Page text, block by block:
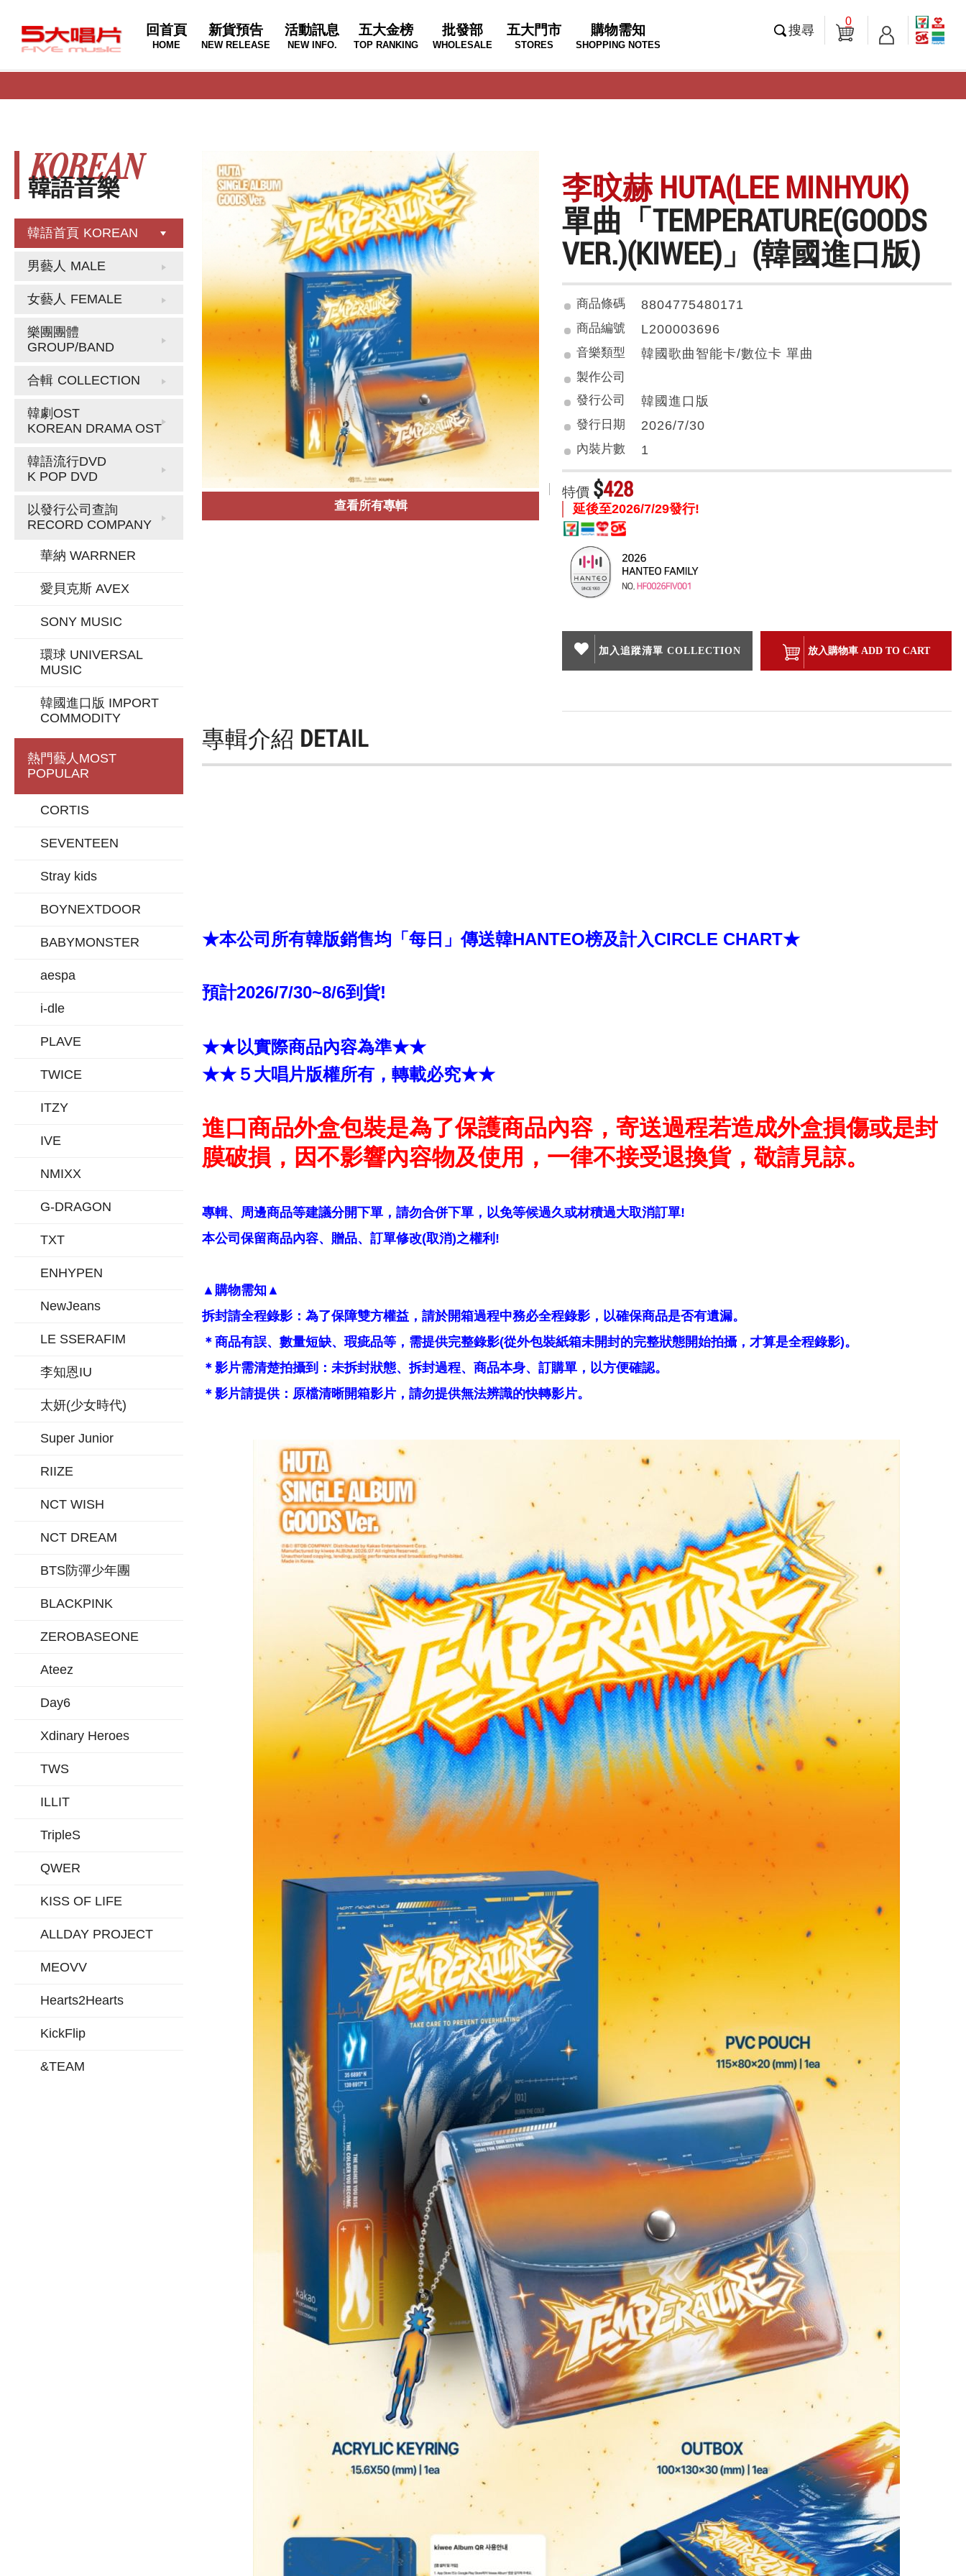
回首頁
HOME
新貨預告
NEW RELEASE
活動訊息
NEW INFO.
五大金榜
TOP RANKING
批發部
WHOLESALE
五大門市
STORES
購物需知
SHOPPING NOTES
搜尋
0
韓語音樂
KOREAN
韓語首頁 KOREAN
男藝人 MALE
女藝人 FEMALE
樂團團體
GROUP/BAND
合輯 COLLECTION
韓劇OST
KOREAN DRAMA OST
韓語流行DVD
K POP DVD
以發行公司查詢
RECORD COMPANY
華納 WARRNER
愛貝克斯 AVEX
SONY MUSIC
環球 UNIVERSAL
MUSIC
韓國進口版 IMPORT
COMMODITY
熱門藝人 MOST
POPULAR
CORTIS
SEVENTEEN
Stray kids
BOYNEXTDOOR
BABYMONSTER
aespa
i-dle
PLAVE
TWICE
ITZY
IVE
NMIXX
G-DRAGON
TXT
ENHYPEN
NewJeans
LE SSERAFIM
李知恩IU
太妍(少女時代)
Super Junior
RIIZE
NCT WISH
NCT DREAM
BTS防彈少年團
BLACKPINK
ZEROBASEONE
Ateez
Day6
Xdinary Heroes
TWS
ILLIT
TripleS
QWER
KISS OF LIFE
ALLDAY PROJECT
MEOVV
Hearts2Hearts
KickFlip
&TEAM
查看所有專輯
李旼赫 HUTA(LEE MINHYUK)
單曲「TEMPERATURE(GOODS
VER.)(KIWEE)」(韓國進口版)
商品條碼 8804775480171
商品編號 L200003696
音樂類型 韓國歌曲智能卡/數位卡 單曲
製作公司
發行公司
韓國進口版
發行日期 2026/7/30
內裝片數 1
特價 $428
延後至2026/7/29發行!
加入追蹤清單 COLLECTION 放入購物車 ADD TO CART
專輯介紹 DETAIL
★本公司所有韓版銷售均「每日」傳送韓HANTEO榜及計入CIRCLE CHART★
預計2026/7/30~8/6到貨!
★★以實際商品內容為準★★
★★５大唱片版權所有，轉載必究★★
進口商品外盒包裝是為了保護商品內容，寄送過程若造成外盒損傷或是封
膜破損，因不影響內容物及使用，一律不接受退換貨，敬請見諒。
專輯、周邊商品等建議分開下單，請勿合併下單，以免等候過久或材積過大取消訂單!
本公司保留商品內容、贈品、訂單修改(取消)之權利!
▲購物需知▲
拆封請全程錄影：為了保障雙方權益，請於開箱過程中務必全程錄影，以確保商品是否有遺漏。
＊商品有誤、數量短缺、瑕疵品等，需提供完整錄影(從外包裝紙箱未開封的完整狀態開始拍攝，才算是全程錄影)。
＊影片需清楚拍攝到：未拆封狀態、拆封過程、商品本身、訂購單，以方便確認。
＊影片請提供：原檔清晰開箱影片，請勿提供無法辨識的快轉影片。